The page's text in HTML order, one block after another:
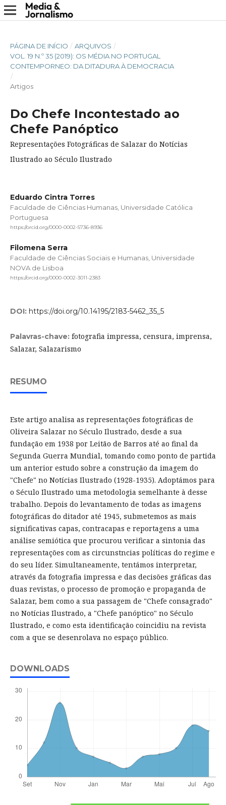
PÁGINA DE INÍCIO / ARQUIVOS /
VOL. 19 N.º 35 (2019): OS MÉDIA NO PORTUGAL
CONTEMPORNEO: DA DITADURA À DEMOCRACIA
/
Artigos
Do Chefe Incontestado ao
Chefe Panóptico
Representações Fotográficas de Salazar do Notícias
Ilustrado ao Século Ilustrado
Eduardo Cintra Torres
Faculdade de Ciências Humanas, Universidade Católica
Portuguesa
https://orcid.org/0000-0002-5736-8936
Filomena Serra
Faculdade de Ciências Sociais e Humanas, Universidade
NOVA de Lisboa
https://orcid.org/0000-0002-3011-2383
DOI: https://doi.org/10.14195/2183-5462_35_5
Palavras-chave: fotografia impressa, censura, imprensa,
Salazar, Salazarismo
RESUMO
Este artigo analisa as representações fotográficas de
Oliveira Salazar no Século Ilustrado, desde a sua
fundação em 1938 por Leitão de Barros até ao final da
Segunda Guerra Mundial, tomando como ponto de partida
um anterior estudo sobre a construção da imagem do
"Chefe" no Notícias Ilustrado (1928-1935). Adoptámos para
o Século Ilustrado uma metodologia semelhante à desse
trabalho. Depois do levantamento de todas as imagens
fotográficas do ditador até 1945, submetemos as mais
significativas capas, contracapas e reportagens a uma
análise semiótica que procurou verificar a sintonia das
representações com as circunstncias políticas do regime e
do seu líder. Simultaneamente, tentámos interpretar,
através da fotografia impressa e das decisões gráficas das
duas revistas, o processo de promoção e propaganda de
Salazar, bem como a sua passagem de "Chefe consagrado"
no Notícias Ilustrado, a "Chefe panóptico" no Século
Ilustrado, e como esta identificação coincidiu na revista
com a que se desenrolava no espaço público.
DOWNLOADS